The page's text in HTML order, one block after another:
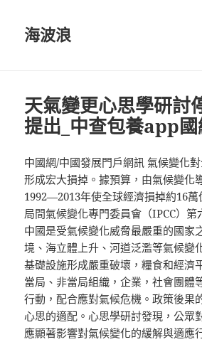
海波浪
天氣變更心思學研討
提出_中查包養app
中國網/中國發展門戶網訊 氣候變化
形成宏大損掉。據預算，由氣候變化
1992—2013年使全球經濟損掉約16萬
局間氣候變化專門委員會（IPCC）第
中國是受氣候變化威脅最嚴重的國家
境、海立體上升、河道泛濫等氣候變
基礎設施形成嚴重破壞，糧食和經濟
當局、非當局組織，企業，社會團體
行動，配合應對氣候危機。政策後果
心思的適配。心思學研討發現，公眾
應顯著影響對氣候變化的緩解與適應